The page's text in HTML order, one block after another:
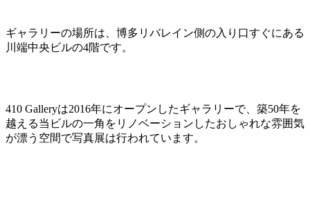
ギャラリーの場所は、博多リバレイン側の入り口すぐにある
川端中央ビルの4階です。
410 Galleryは2016年にオープンしたギャラリーで、築50年を
越える当ビルの一角をリノベーションしたおしゃれな雰囲気
が漂う空間で写真展は行われています。